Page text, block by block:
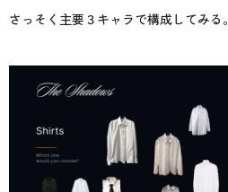
さっそく主要３キャラで構成してみる。